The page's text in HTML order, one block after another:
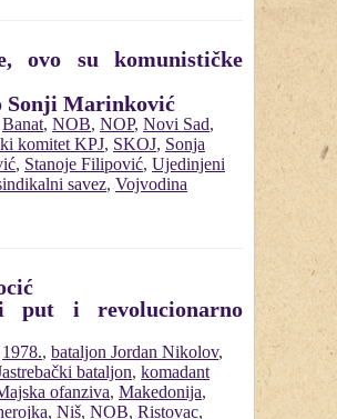
ovo su komunističke
Sonji Marinković
Banat, NOB, NOP, Novi Sad,
komitet KPJ, SKOJ, Sonja
, Stanoje Filipović, Ujedinjeni
savez, Vojvodina
put i revolucionarno
1978., bataljon Jordan Nikolov,
bataljon, komadant
ofanziva, Makedonija,
, Niš, NOB, Ristovac,